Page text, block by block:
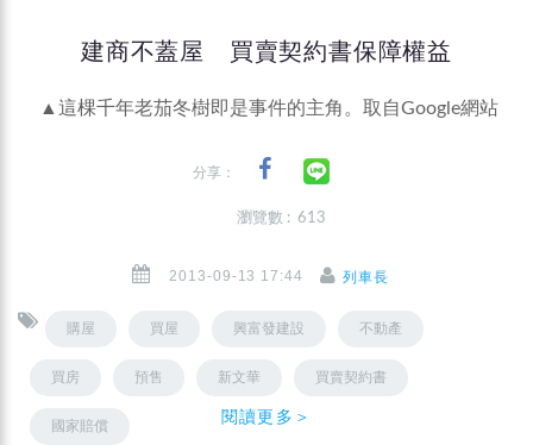
建商不蓋屋 買賣契約書保障權益
▲這棵千年老茄冬樹即是事件的主角。取自Google網站
分享：
瀏覽數 : 613
2013-09-13 17:44 列車長
購屋 買屋 興富發建設 不動產
買房 預售 新文華 買賣契約書
國家賠償 閱讀更多＞